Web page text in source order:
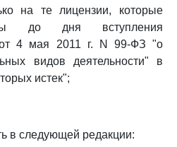
на те лицензии, которые
до дня вступления
4 мая 2011 г. N 99-ФЗ "о
видов деятельности" в
истек";
в следующей редакции: